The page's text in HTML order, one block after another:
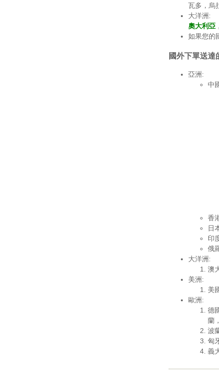
瓦多，烏
大洋洲:
奧大利亞
如果您的
國外下單送達
亞洲:
中
香
日
印
俄
大洋洲:
澳
美洲:
美
歐洲:
德
蘭
波
匈
義